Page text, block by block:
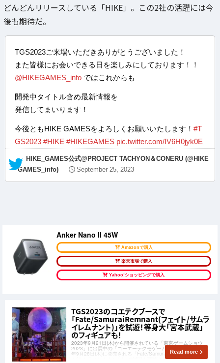
どんどんリリースしている「HIKE」。この2社の活躍には今
後も期待だ。
TGS2023ご来場いただきありがとうございました！
また皆様にお会いできる日を楽しみにしております！！
@HIKEGAMES_info ではこれからも
開発中タイトル含め最新情報を
発信してまいります！
今後ともHIKE GAMESをよろしくお願いいたします！ #T
GS2023 #HIKE #HIKEGAMES pic.twitter.com/IV6H0jyk0E
— HIKE_GAMES公式@PROJECT TACHYON＆CONERU (@HIKE
GAMES_info)
September 25, 2023
Anker Nano II 45W
Amazonで購入
楽天市場で購入
Yahoo!ショッピングで購入
TGS2023のコエテクブースで
「Fate/SamuraiRemnant(フェイト/サムラ
イレムナント)」を試遊！等身大「宮本武蔵」
のフィギュアも！
2023年9月21日(木)から開催されている「東京ゲームショウ
2023」に出展中の「コーエーテクモゲームス」ですが、2023
年9月28日(木)に発売される「Fate/SamuraiRemnant(フェイ
ト/サムライレムナント)」の試遊が実施されており、発売に先
Read more